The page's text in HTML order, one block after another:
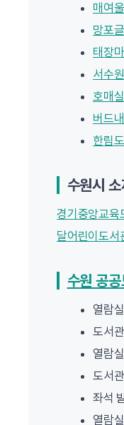
매여
망포
태장
서수
호매
버드
한림
수원시
경기중앙교육
달어린이도서
수원 공
열람
도서
열람
도서
좌석
열람